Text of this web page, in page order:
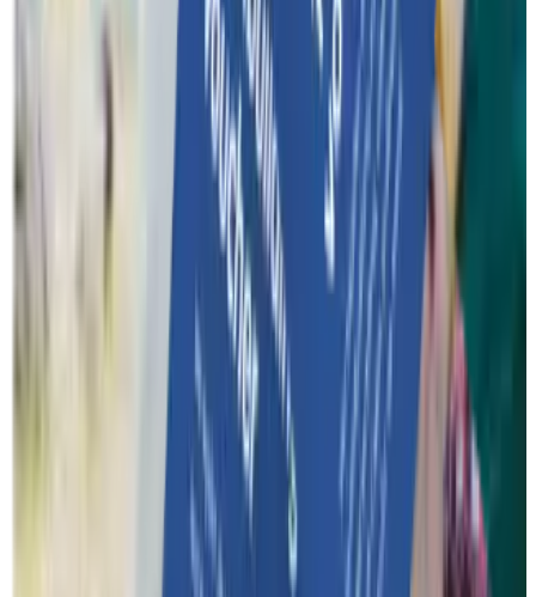
Over ons
Een woordje uitleg over wat je precies van Funkey mag